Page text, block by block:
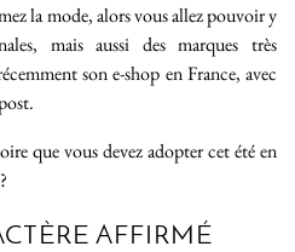
la mode, alors vous allez pouvoir y
mais aussi des marques très
son e-shop en France, avec
que vous devez adopter cet été en
?
AFFIRMÉ